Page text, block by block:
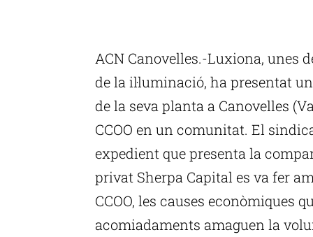
ACN Canovelles.-Luxiona, unes
de la il·luminació, ha presentat
de la seva planta a Canovelles
CCOO en un comunitat. El
expedient que presenta la
privat Sherpa Capital es va fer
CCOO, les causes econòmiques
acomiadaments amaguen la